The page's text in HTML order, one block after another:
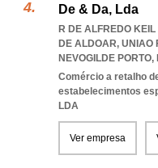
De & Da, Lda
R DE ALFREDO
DE ALDOAR, UNIAO
NEVOGILDE PORTO,
Comércio a retalho
estabelecimentos
LDA
Ver empresa